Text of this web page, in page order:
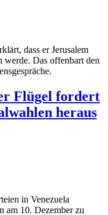
dass er Jerusalem
werde. Das offenbart den
Flügel fordert
heraus
in Venezuela
am 10. Dezember zu